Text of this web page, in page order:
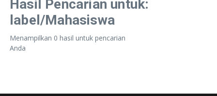
Hasil Pencarian untuk:
label/Mahasiswa
Menampilkan 0 hasil untuk pencarian
Anda